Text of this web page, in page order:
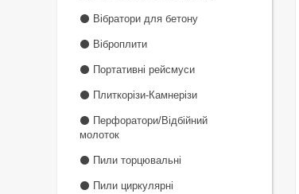
⚫ Вібратори для бетону
⚫ Віброплити
⚫ Портативні рейсмуси
⚫ Плиткорізи-Камнерізи
⚫ Перфоратори/Відбійний
молоток
⚫ Пили торцювальні
⚫ Пили циркулярні